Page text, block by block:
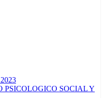
PSICOLOGICO SOCIAL Y